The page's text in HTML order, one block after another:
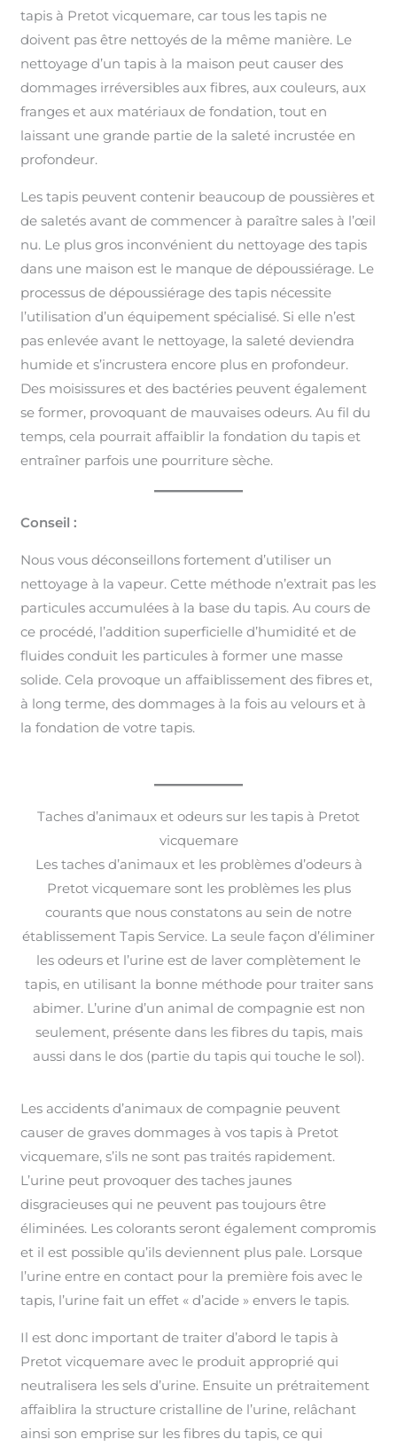
tapis à Pretot vicquemare, car tous les tapis ne
doivent pas être nettoyés de la même manière. Le
nettoyage d’un tapis à la maison peut causer des
dommages irréversibles aux fibres, aux couleurs, aux
franges et aux matériaux de fondation, tout en
laissant une grande partie de la saleté incrustée en
profondeur.
Les tapis peuvent contenir beaucoup de poussières et
de saletés avant de commencer à paraître sales à l’œil
nu. Le plus gros inconvénient du nettoyage des tapis
dans une maison est le manque de dépoussiérage. Le
processus de dépoussiérage des tapis nécessite
l’utilisation d’un équipement spécialisé. Si elle n’est
pas enlevée avant le nettoyage, la saleté deviendra
humide et s’incrustera encore plus en profondeur.
Des moisissures et des bactéries peuvent également
se former, provoquant de mauvaises odeurs. Au fil du
temps, cela pourrait affaiblir la fondation du tapis et
entraîner parfois une pourriture sèche.
Conseil :
Nous vous déconseillons fortement d’utiliser un
nettoyage à la vapeur. Cette méthode n’extrait pas les
particules accumulées à la base du tapis. Au cours de
ce procédé, l’addition superficielle d’humidité et de
fluides conduit les particules à former une masse
solide. Cela provoque un affaiblissement des fibres et,
à long terme, des dommages à la fois au velours et à
la fondation de votre tapis.
Taches d’animaux et odeurs sur les tapis à Pretot
vicquemare
Les taches d’animaux et les problèmes d’odeurs à
Pretot vicquemare sont les problèmes les plus
courants que nous constatons au sein de notre
établissement Tapis Service. La seule façon d’éliminer
les odeurs et l’urine est de laver complètement le
tapis, en utilisant la bonne méthode pour traiter sans
abimer. L’urine d’un animal de compagnie est non
seulement, présente dans les fibres du tapis, mais
aussi dans le dos (partie du tapis qui touche le sol).
Les accidents d’animaux de compagnie peuvent
causer de graves dommages à vos tapis à Pretot
vicquemare, s’ils ne sont pas traités rapidement.
L’urine peut provoquer des taches jaunes
disgracieuses qui ne peuvent pas toujours être
éliminées. Les colorants seront également compromis
et il est possible qu’ils deviennent plus pale. Lorsque
l’urine entre en contact pour la première fois avec le
tapis, l’urine fait un effet « d’acide » envers le tapis.
Il est donc important de traiter d’abord le tapis à
Pretot vicquemare avec le produit approprié qui
neutralisera les sels d’urine. Ensuite un prétraitement
affaiblira la structure cristalline de l’urine, relâchant
ainsi son emprise sur les fibres du tapis, ce qui